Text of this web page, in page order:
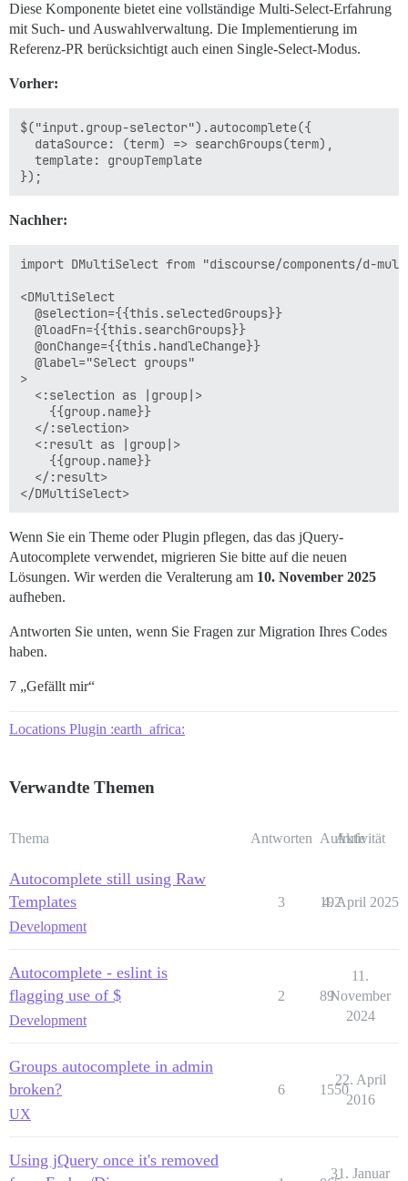
Diese Komponente bietet eine vollständige Multi-Select-Erfahrung
mit Such- und Auswahlverwaltung. Die Implementierung im
Referenz-PR berücksichtigt auch einen Single-Select-Modus.
Vorher:
$("input.group-selector").autocomplete({
  dataSource: (term) => searchGroups(term),
  template: groupTemplate
Nachher:
import DMultiSelect from "discourse/components/d-
<DMultiSelect
  @selection={{this.selectedGroups}}
  @loadFn={{this.searchGroups}}
  @onChange={{this.handleChange}}
  @label="Select groups"
>
  <:selection as |group|>
    {{group.name}}
  </:selection>
  <:result as |group|>
    {{group.name}}
  </:result>
Wenn Sie ein Theme oder Plugin pflegen, das das jQuery-
Autocomplete verwendet, migrieren Sie bitte auf die neuen
Lösungen. Wir werden die Veralterung am 10. November 2025
aufheben.
Antworten Sie unten, wenn Sie Fragen zur Migration Ihres Codes
haben.
7 „Gefällt mir“
Locations Plugin :earth_africa:
Verwandte Themen
Thema Antworten Aufrufe
Aktivität
Autocomplete still using Raw
Templates
Development
3 192
4. April 2025
Autocomplete - eslint is
flagging use of $
Development
2 89
11.
November
2024
Groups autocomplete in admin
broken?
UX
6 1550
22. April
2016
Using jQuery once it's removed
31. Januar